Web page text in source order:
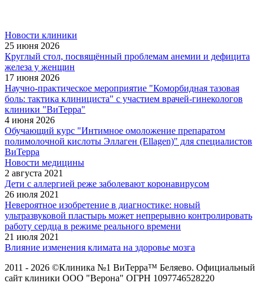
Новости клиники
25 июня 2026
Круглый стол, посвящённый проблемам анемии и дефицита
железа у женщин
17 июня 2026
Научно-практическое мероприятие "Коморбидная тазовая
боль: тактика клинициста" с участием врачей-гинекологов
клиники "ВиТерра"
4 июня 2026
Обучающий курс "Интимное омоложение препаратом
полимолочной кислоты Эллаген (Ellagen)" для специалистов
ВиТерра
Новости медицины
2 августа 2021
Дети с аллергией реже заболевают коронавирусом
26 июля 2021
Невероятное изобретение в диагностике: новый
ультразвуковой пластырь может непрерывно контролировать
работу сердца в режиме реального времени
21 июля 2021
Влияние изменения климата на здоровье мозга
2011 - 2026 ©Клиника №1 ВиТерра™ Беляево. Официальный
сайт клиники ООО "Верона" ОГРН 1097746528220